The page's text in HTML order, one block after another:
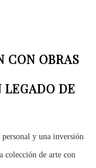
CON OBRAS
LEGADO DE
y una inversión
colección de arte con